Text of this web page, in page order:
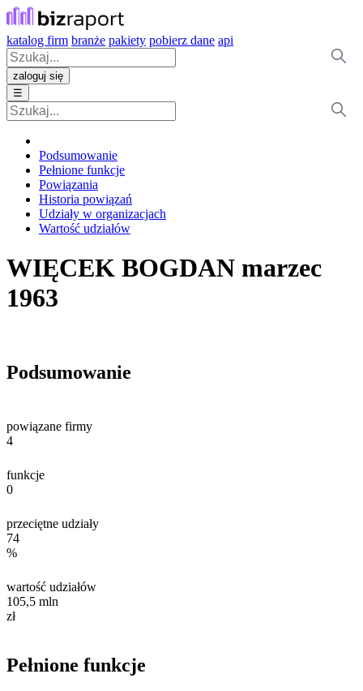
katalog firm branże pakiety pobierz dane api
zaloguj się
☰
Podsumowanie
Pełnione funkcje
Powiązania
Historia powiązań
Udziały w organizacjach
Wartość udziałów
WIĘCEK BOGDAN marzec
1963
Podsumowanie
powiązane firmy
4
funkcje
0
przeciętne udziały
74
%
wartość udziałów
105,5 mln
zł
Pełnione funkcje